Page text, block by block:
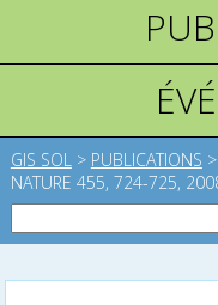
GIS SOL > PUBLICATIONS >
NATURE 455, 724-725,